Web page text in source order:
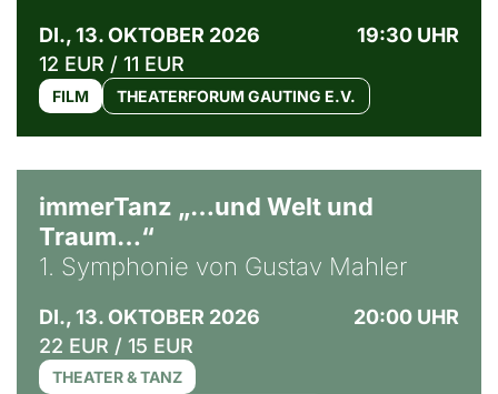
DI., 13. OKTOBER 2026
19:30 UHR
12 EUR / 11 EUR
FILM THEATERFORUM GAUTING E.V.
immerTanz „…und Welt und
Traum…“
1. Symphonie von Gustav Mahler
DI., 13. OKTOBER 2026
20:00 UHR
22 EUR / 15 EUR
THEATER & TANZ